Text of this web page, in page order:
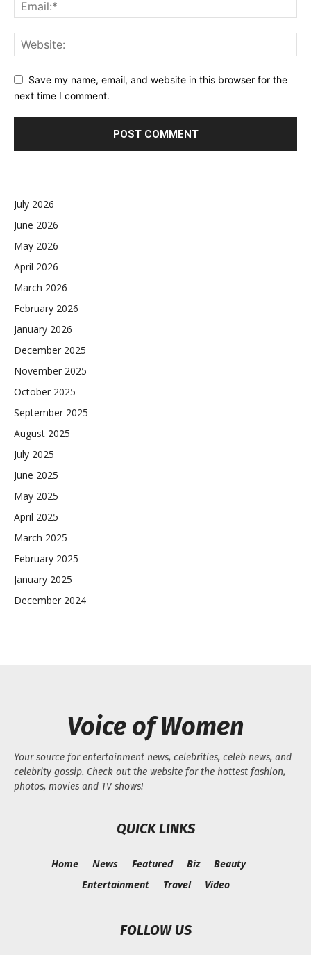
Save my name, email, and website in this browser for the
next time I comment.
July 2026
June 2026
May 2026
April 2026
March 2026
February 2026
January 2026
December 2025
November 2025
October 2025
September 2025
August 2025
July 2025
June 2025
May 2025
April 2025
March 2025
February 2025
January 2025
December 2024
Voice of Women
Your source for entertainment news, celebrities, celeb news, and
celebrity gossip. Check out the website for the hottest fashion,
photos, movies and TV shows!
QUICK LINKS
Home News Featured Biz
Beauty
Entertainment
Travel Video
FOLLOW US